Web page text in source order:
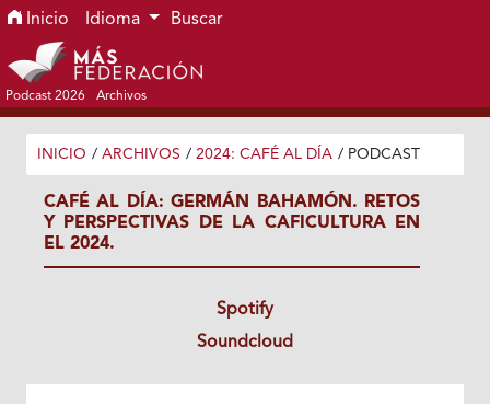
Ir al menú de navegación principal
Ir al contenido principal
Ir al pie de página del sitio
Inicio Idioma Buscar
Podcast 2026 Archivos
INICIO / ARCHIVOS / 2024: CAFÉ AL DÍA / PODCAST
CAFÉ AL DÍA: GERMÁN BAHAMÓN. RETOS
Y PERSPECTIVAS DE LA CAFICULTURA EN
EL 2024.
Spotify
Soundcloud